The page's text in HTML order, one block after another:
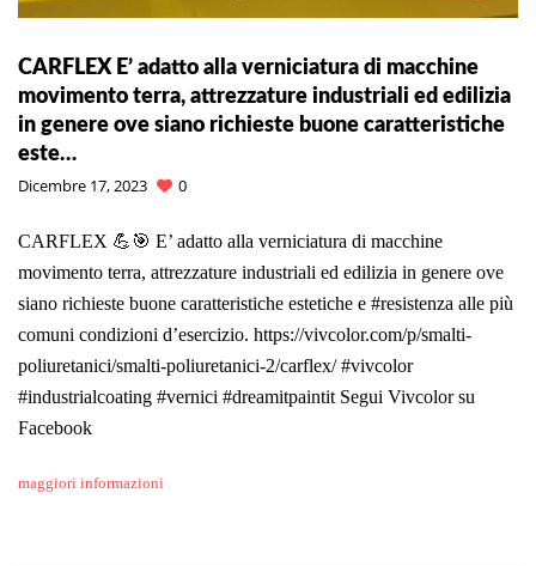
CARFLEX E’ adatto alla verniciatura di macchine
movimento terra, attrezzature industriali ed edilizia
in genere ove siano richieste buone caratteristiche
este…
Dicembre 17, 2023
0
CARFLEX 💪🎯 E’ adatto alla verniciatura di macchine
movimento terra, attrezzature industriali ed edilizia in genere ove
siano richieste buone caratteristiche estetiche e #resistenza alle più
comuni condizioni d’esercizio. https://vivcolor.com/p/smalti-
poliuretanici/smalti-poliuretanici-2/carflex/ #vivcolor
#industrialcoating #vernici #dreamitpaintit Segui Vivcolor su
Facebook
maggiori informazioni